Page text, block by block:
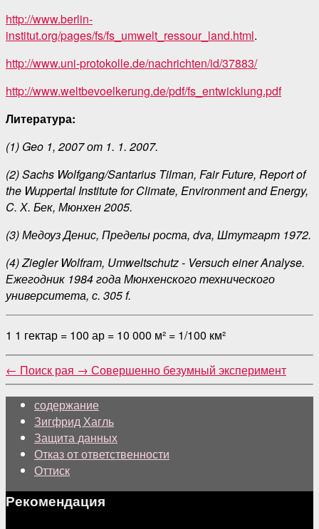
http://www.berlin-
institut.org/pages/fs/fs_umwelt_ressour_land.html.
http://www.uni-protokolle.de/nachrichten/id/37883/
http://www.weltbevoelkerung.de/pdf/fs_entwicklung.pdf
Литература:
(1) Geo 1, 2007 от 1. 1. 2007.
(2) Sachs Wolfgang/Santarius Tilman, Fair Future, Report of
the Wuppertal Institute for Climate, Environment and Energy,
C. Х. Бек, Мюнхен 2005.
(3) Медоуз Денис, Пределы роста, dva, Штутгарт 1972.
(4) Ziegler Wolfram, Umweltschutz - Versuch einer Analyse.
Ежегодник 1984 года Мюнхенского технического
университета, с. 305 f.
1 1 гектар = 100 ар = 10 000 м² = 1/100 км²
← Поиск рая → Совершенно безумный эксперимент
содержание
Зигфрид Хагль
Защита данных
Отказ от ответственности
Оттиск
Рекомендация